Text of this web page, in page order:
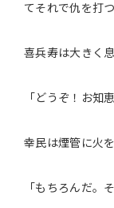
てそれで仇を打
喜兵寿は大きく
「どうぞ！お知
幸民は煙管に火
「もちろんだ。